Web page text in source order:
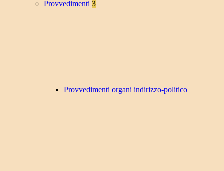
Provvedimenti 3
Provvedimenti organi indirizzo-politico